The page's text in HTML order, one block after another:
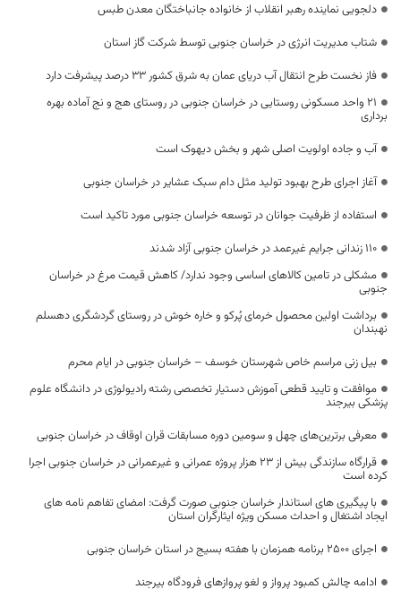
دلجویی نماینده رهبر انقلاب از خانواده جانباختگان معدن طبس
شتاب مدیریت انرژی در خراسان جنوبی توسط شرکت گاز استان
فاز نخست طرح انتقال آب دریای عمان به شرق کشور ۳۳ درصد پیشرفت دارد
21 واحد مسکونی روستایی در خراسان جنوبی در روستای هج و نج آماده بهره
برداری
آب و جاده اولویت اصلی شهر و بخش دیهوک است
آغاز اجرای طرح بهبود تولید مثل دام سبک عشایر در خراسان جنوبی
استفاده از ظرفیت جوانان در توسعه خراسان جنوبی مورد تاکید است
۱۱۰ زندانی جرایم غیرعمد در خراسان جنوبی آزاد شدند
مشکلی در تامین کالاهای اساسی وجود ندارد/ کاهش قیمت مرغ در خراسان
جنوبی
برداشت اولین محصول خرمای پُرکو و خاره خوش در روستای گردشگری دهسلم
نهبندان
بیل زنی مراسم خاص شهرستان خوسف – خراسان جنوبی در ایام محرم
موافقت و تایید قطعی آموزش دستیار تخصصی رشته رادیولوژی در دانشگاه علوم
پزشکی بیرجند
معرفی برترین‌های چهل و سومین دوره مسابقات قران اوقاف در خراسان جنوبی
قرارگاه سازندگی بیش از 23 هزار پروژه عمرانی و غیرعمرانی در خراسان جنوبی اجرا
کرده است
با پیگیری های استاندار خراسان جنوبی صورت گرفت: امضای تفاهم نامه های
ایجاد اشتغال و احداث مسکن ویژه ایثارگران استان
اجرای ۲۵۰۰ برنامه همزمان با هفته بسیج در استان خراسان جنوبی
ادامه چالش کمبود پرواز و لغو پروازهای فرودگاه بیرجند